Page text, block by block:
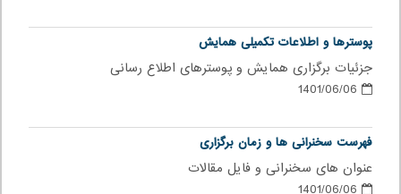
پوسترها و اطلاعات تکمیلی همایش
جزئیات برگزاری همایش و پوسترهای اطلاع رسانی
فهرست سخنرانی ها و زمان برگزاری
عنوان های سخنرانی و فایل مقالات